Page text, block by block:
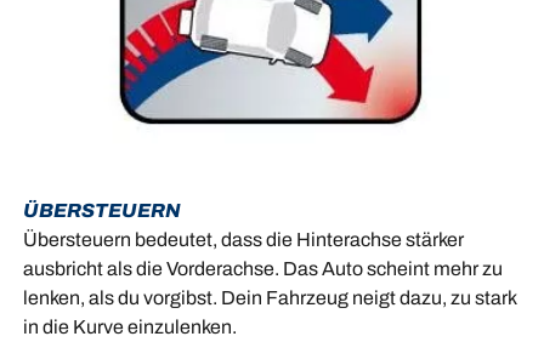
ÜBERSTEUERN
Übersteuern bedeutet, dass die Hinterachse stärker
ausbricht als die Vorderachse. Das Auto scheint mehr zu
lenken, als du vorgibst. Dein Fahrzeug neigt dazu, zu stark
in die Kurve einzulenken.